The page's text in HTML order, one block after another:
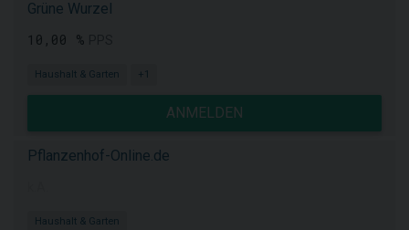
Grüne Wurzel
10,00 %
Haushalt & Garten +1
ANMELDEN
Pflanzenhof-Online.de
Haushalt & Garten